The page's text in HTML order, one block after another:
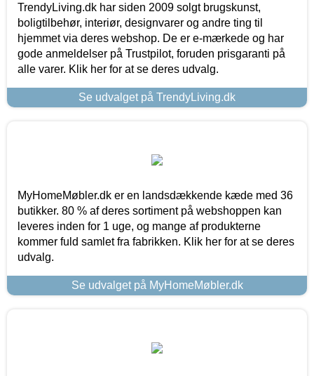
TrendyLiving.dk har siden 2009 solgt brugskunst,
boligtilbehør, interiør, designvarer og andre ting til
hjemmet via deres webshop. De er e-mærkede og har
gode anmeldelser på Trustpilot, foruden prisgaranti på
alle varer. Klik her for at se deres udvalg.
Se udvalget på TrendyLiving.dk
MyHomeMøbler.dk er en landsdækkende kæde med 36
butikker. 80 % af deres sortiment på webshoppen kan
leveres inden for 1 uge, og mange af produkterne
kommer fuld samlet fra fabrikken. Klik her for at se deres
udvalg.
Se udvalget på MyHomeMøbler.dk